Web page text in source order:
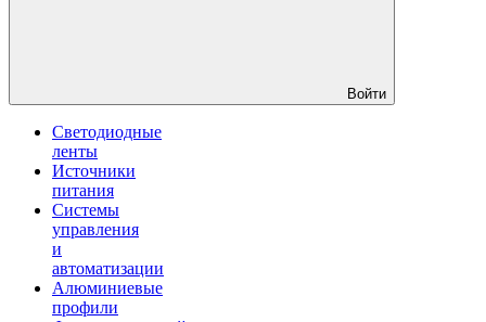
Войти
Светодиодные
ленты
Источники
питания
Системы
управления
и
автоматизации
Алюминиевые
профили